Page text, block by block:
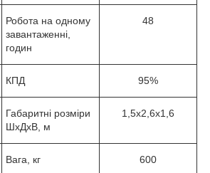
Робота на одному
завантаженні,
годин
48
КПД 95%
Габаритні розміри
ШхДхВ, м
1,5х2,6х1,6
Вага, кг 600